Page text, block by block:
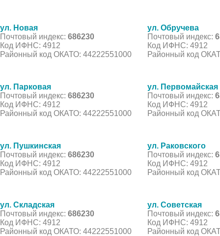
ул. Новая
Почтовый индекс: 686230
Код ИФНС: 4912
Районный код ОКАТО: 44222551000
ул. Обручева
Почтовый индекс:
Код ИФНС: 4912
Районный код
ул. Парковая
Почтовый индекс: 686230
Код ИФНС: 4912
Районный код ОКАТО: 44222551000
ул. Первомайская
Почтовый индекс:
Код ИФНС: 4912
Районный код
ул. Пушкинская
Почтовый индекс: 686230
Код ИФНС: 4912
Районный код ОКАТО: 44222551000
ул. Раковского
Почтовый индекс:
Код ИФНС: 4912
Районный код
ул. Складская
Почтовый индекс: 686230
Код ИФНС: 4912
Районный код ОКАТО: 44222551000
ул. Советская
Почтовый индекс:
Код ИФНС: 4912
Районный код